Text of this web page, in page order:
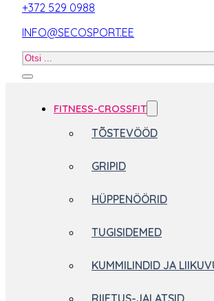
+372 529 0988
INFO@SECOSPORT.EE
Otsi
FITNESS-CROSSFIT
TÕSTEVÖÖD
GRIPID
HÜPPENÖÖRID
TUGISIDEMED
KUMMILINDID JA
RIIETUS-JALATSID